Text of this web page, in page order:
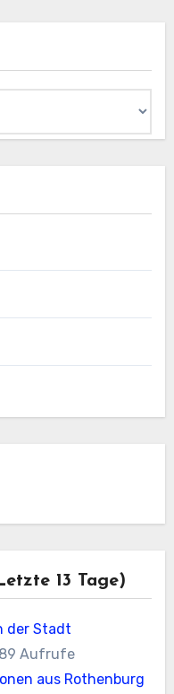
13 Tage)
der Stadt
89 Aufrufe
aus Rothenburg